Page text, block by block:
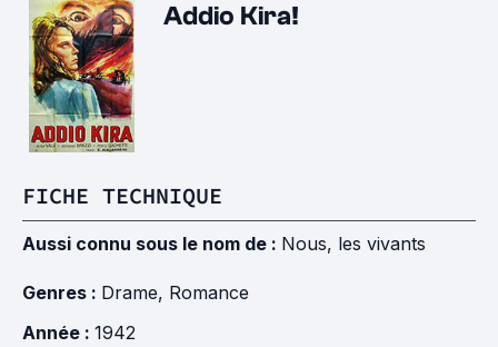
Addio Kira!
FICHE TECHNIQUE
Aussi connu sous le nom de : Nous, les vivants
Genres : Drame, Romance
Année : 1942